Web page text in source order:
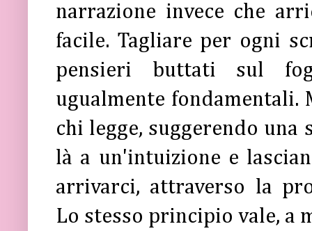
narrazione invece che
facile. Tagliare per ogni
pensieri buttati sul
ugualmente fondamentali.
chi legge, suggerendo una
là a un'intuizione e
arrivarci, attraverso la
Lo stesso principio vale, a